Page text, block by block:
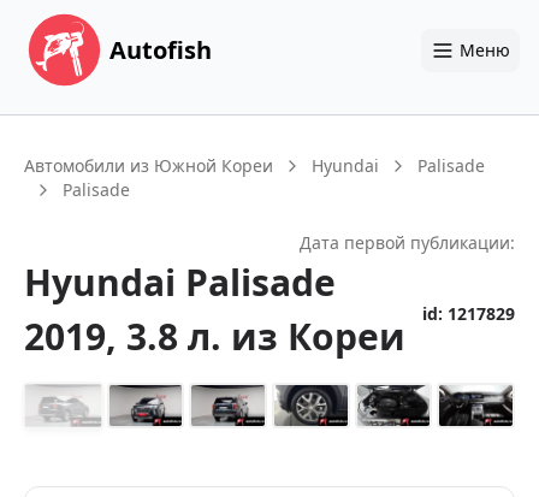
Autofish Меню
Автомобили из Южной Кореи Hyundai
Palisade
Palisade
Дата первой публикации:
Hyundai Palisade
2019, 3.8 л. из Кореи id: 1217829